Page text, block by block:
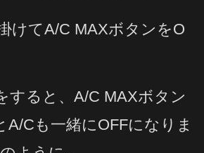
けてA/C MAXボタンをO
すると、A/C MAXボタン
A/Cも一緒にOFFになりま